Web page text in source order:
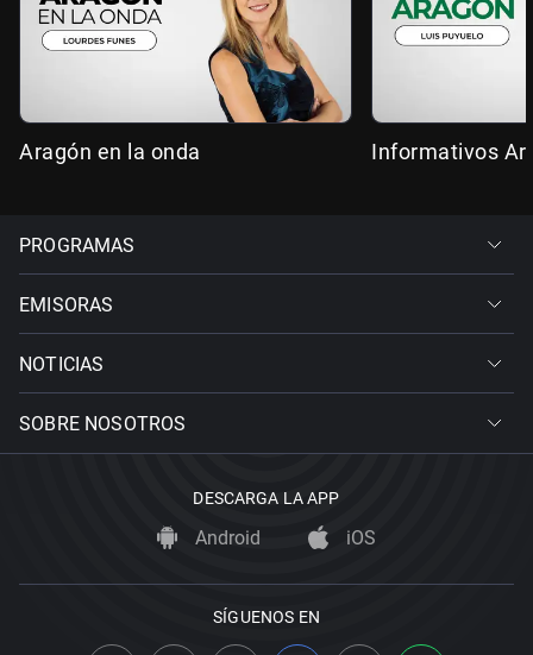
Aragón en la onda Informativos
PROGRAMAS
EMISORAS
NOTICIAS
SOBRE NOSOTROS
DESCARGA LA APP
Android iOS
SÍGUENOS EN